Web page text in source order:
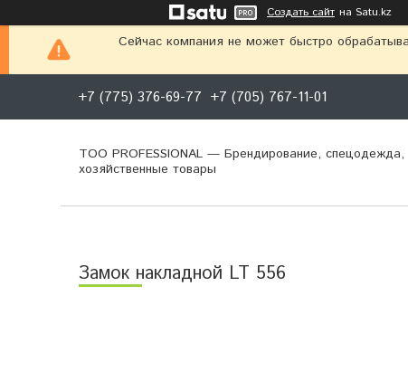
Создать сайт на Satu.kz
Сейчас компания не может быстро
+7 (775) 376-69-77 +7 (705) 767-11-01
ТОО PROFESSIONAL — Брендирование, спецодежда,
хозяйственные товары
Замок накладной LT 556